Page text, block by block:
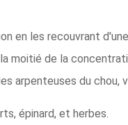
en les recouvrant
moitié de la
arpenteuses du chou,
épinard, et herbes.